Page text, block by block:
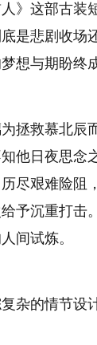
人》这部古
是悲剧收场
想与期盼终
拯救慕北辰
他日夜思念
尽艰难险阻
予沉重打击
间试炼。
杂的情节设